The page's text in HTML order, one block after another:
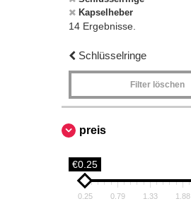
Kapselheber
14 Ergebnisse.
Schlüsselringe
Filter löschen
preis
€0.25
0.25 0.79 1.33 1.88